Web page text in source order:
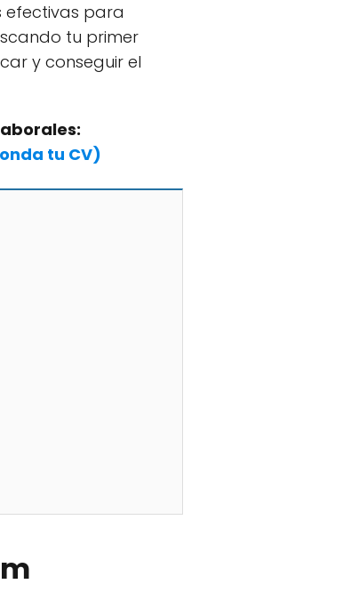
efectivas para
tu primer
y conseguir el
tu CV)